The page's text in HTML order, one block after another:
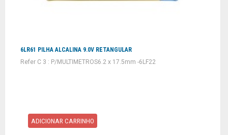
6LR61 PILHA ALCALINA 9.0V RETANGULAR
Refer C 3 : P/MULTIMETROS6.2 x 17.5mm -6LF22
ADICIONAR CARRINHO